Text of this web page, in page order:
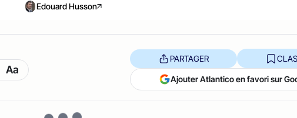
Edouard Husson
Aa
PARTAGER
Ajouter Atlantico en favori sur